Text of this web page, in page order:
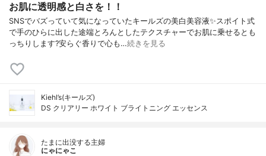
お肌に透明感と白さを！！
SNSでバズっていて気になっていたキールズの美白美容液✨スポイト式
で手のひらに出した途端とろんとしたテクスチャーでお肌に乗せるとも
っちりします?安らぐ香りで心も…続きを見る
Kiehl’s(キールズ)
DS クリアリー ホワイト ブライトニング エッセンス
たまに出没する主婦
にゃにゃこ